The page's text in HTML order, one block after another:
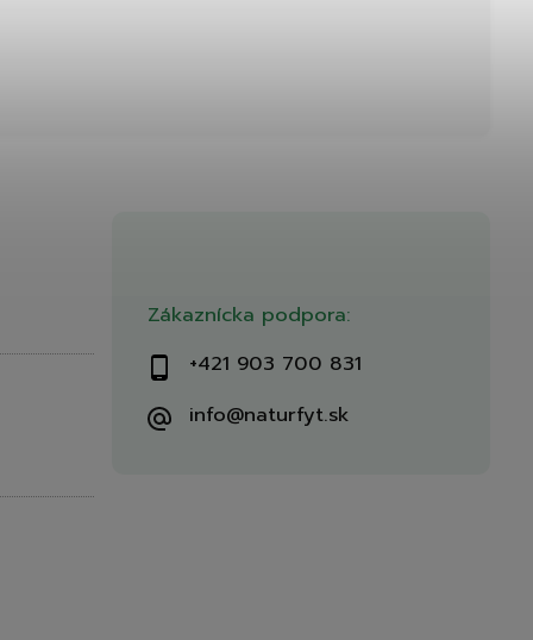
Zákaznícka podpora:
+421 903 700 831
info@naturfyt.sk